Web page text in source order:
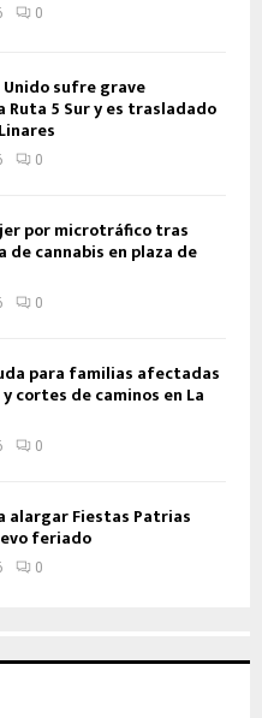
0
sufre grave
Ruta 5 Sur y es trasladado
0
por microtráfico tras
de cannabis en plaza de
0
para familias afectadas
cortes de caminos en La
0
alargar Fiestas Patrias
feriado
0